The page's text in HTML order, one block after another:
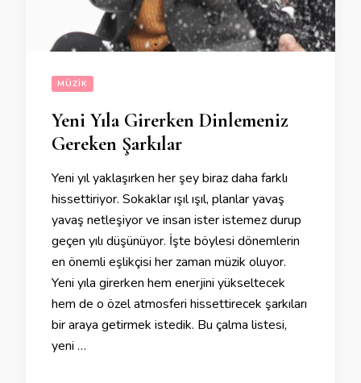
MÜZIK
Yeni Yıla Girerken Dinlemeniz
Gereken Şarkılar
Yeni yıl yaklaşırken her şey biraz daha farklı
hissettiriyor. Sokaklar ışıl ışıl, planlar yavaş
yavaş netleşiyor ve insan ister istemez durup
geçen yılı düşünüyor. İşte böylesi dönemlerin
en önemli eşlikçisi her zaman müzik oluyor.
Yeni yıla girerken hem enerjini yükseltecek
hem de o özel atmosferi hissettirecek şarkıları
bir araya getirmek istedik. Bu çalma listesi,
yeni …